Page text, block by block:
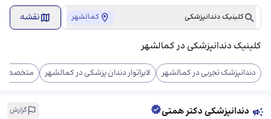
کلینیک دندانپزشکی کمالشهر نقشه
کلینیک دندانپزشکی در کمالشهر
دندانپزشک تجربی در کمالشهر لابراتوار دندان پزشکی در کمالشهر متخصص
دندانپزشکی دکتر همتی
گزارش